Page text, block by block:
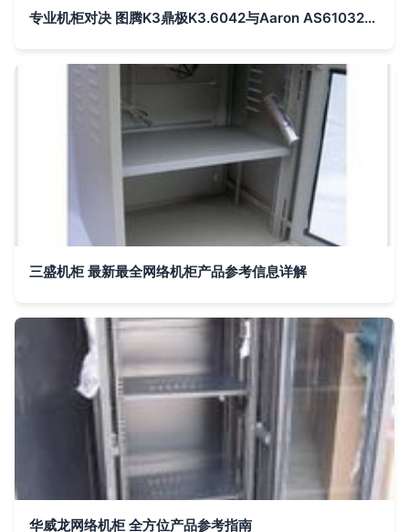
专业机柜对决 图腾K3鼎极K3.6042与Aaron AS61032D深度解析
三盛机柜 最新最全网络机柜产品参考信息详解
华威龙网络机柜 全方位产品参考指南